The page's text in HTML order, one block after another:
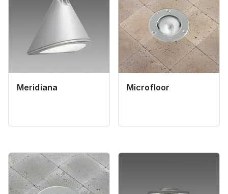
Meridiana Microfloor